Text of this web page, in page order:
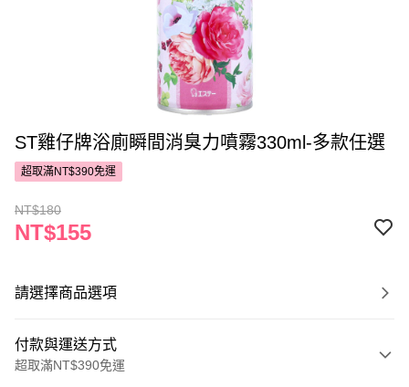
ST雞仔牌浴廁瞬間消臭力噴霧330ml-多款任選
超取滿NT$390免運
NT$180
NT$155
請選擇商品選項
付款與運送方式
超取滿NT$390免運